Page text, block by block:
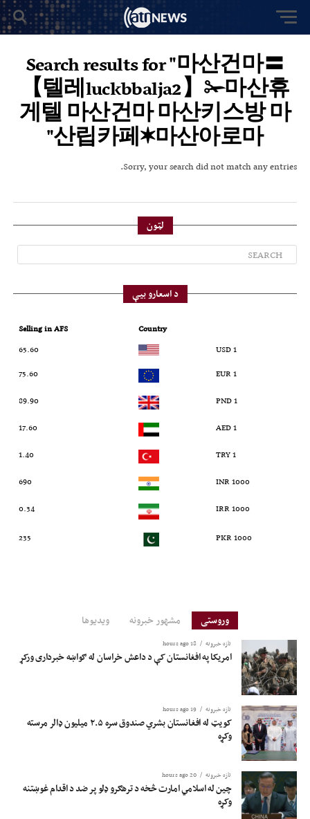
Search results for "마산건마〓
【텔레luckbbalja2】✁마산휴
게텔 마산건마 마산키스방 마
산립카페✶마산아로마"
Sorry, your search did not match any entries.
لټون
د اسعارو بیې
Country
Selling in AFS
1 USD
65.60
1 EUR
75.60
1 PND
89.90
1 AED
17.60
1 TRY
1.40
1000 INR
690
1000 IRR
0.34
1000 PKR
235
وروستی مشهور خبرونه ویدیوها
تازه خبرونه 18 hours ago
امریکا په افغانستان کې د داعش خراسان له ګواښه خبرداری ورکړ
تازه خبرونه 19 hours ago
کویټ له افغانستان بشري صندوق سره ۲.۵ میلیون ډالر مرسته
وکړه
تازه خبرونه 20 hours ago
چین له اسلامي امارت څخه د ترهګرو ډلو پر ضد د اقدام غوښتنه
وکړه